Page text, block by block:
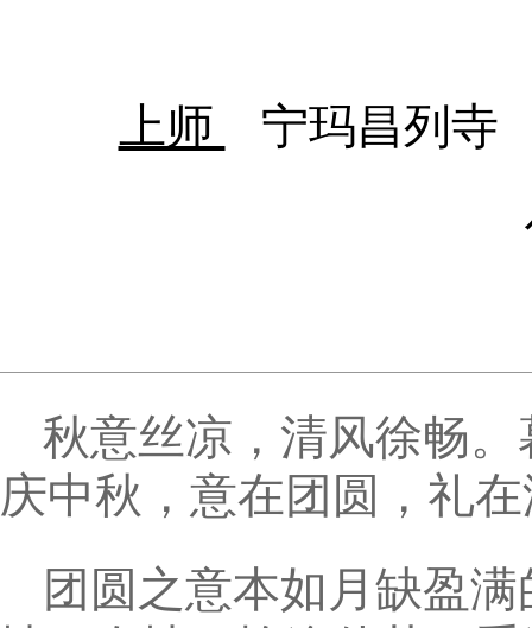
上师
宁玛昌列寺
秋意丝凉，清风徐畅
庆中秋，意在团圆，礼
团圆之意本如月缺盈